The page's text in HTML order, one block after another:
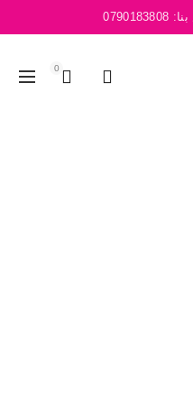
0790183808
0